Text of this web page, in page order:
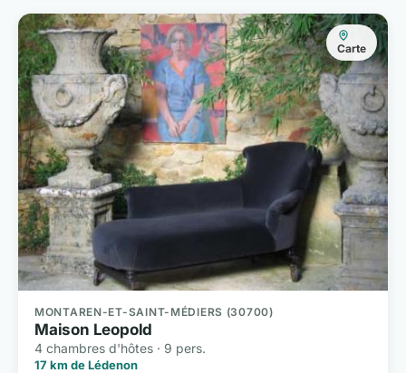
Carte
MONTAREN-ET-SAINT-MÉDIERS (30700)
Maison Leopold
4 chambres d'hôtes · 9 pers.
17 km de Lédenon